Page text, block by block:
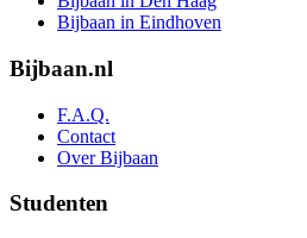
Bijbaan in Eindhoven
Bijbaan.nl
F.A.Q.
Contact
Over Bijbaan
Studenten